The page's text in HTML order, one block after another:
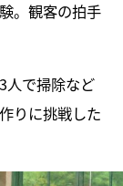
。観客の拍手
人で掃除など
りに挑戦した